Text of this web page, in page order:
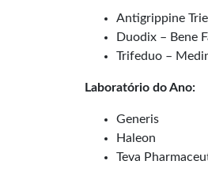
Antigrippine
Duodix – Bene
Trifeduo –
Laboratório do Ano:
Generis
Haleon
Teva